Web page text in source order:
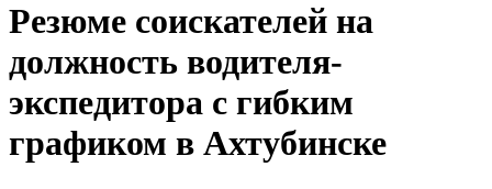
Резюме соискателей на
должность водителя-
экспедитора с гибким
графиком в Ахтубинске